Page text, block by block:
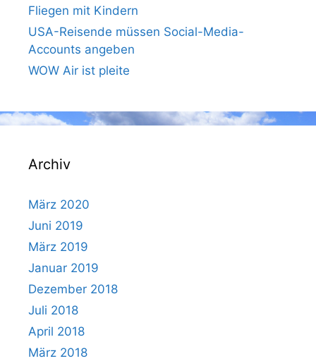
Fliegen mit Kindern
USA-Reisende müssen Social-Media-
Accounts angeben
WOW Air ist pleite
Archiv
März 2020
Juni 2019
März 2019
Januar 2019
Dezember 2018
Juli 2018
April 2018
März 2018